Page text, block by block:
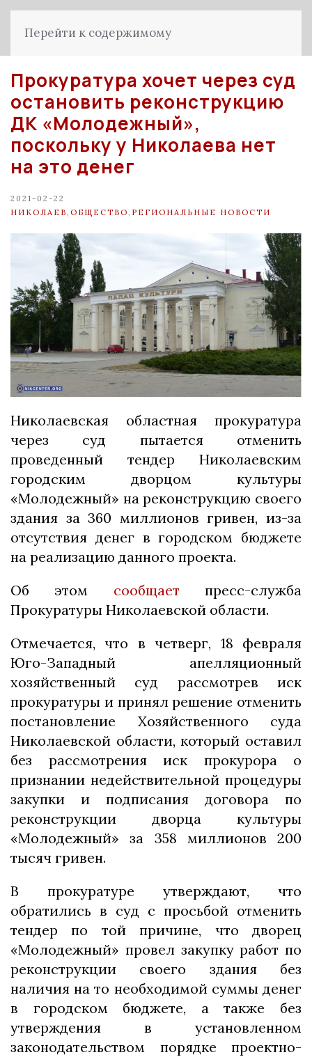
Перейти к содержимому
Прокуратура хочет через суд
остановить реконструкцию
ДК «Молодежный»,
поскольку у Николаева нет
на это денег
2021-02-22
НИКОЛАЕВ ОБЩЕСТВО РЕГИОНАЛЬНЫЕ НОВОСТИ
Николаевская областная прокуратура
через суд пытается отменить
проведенный тендер Николаевским
городским дворцом культуры
«Молодежный» на реконструкцию своего
здания за 360 миллионов гривен, из-за
отсутствия денег в городском бюджете
на реализацию данного проекта.
Об этом сообщает пресс-служба
Прокуратуры Николаевской области.
Отмечается, что в четверг, 18 февраля
Юго-Западный апелляционный
хозяйственный суд рассмотрев иск
прокуратуры и принял решение отменить
постановление Хозяйственного суда
Николаевской области, который оставил
без рассмотрения иск прокурора о
признании недействительной процедуры
закупки и подписания договора по
реконструкции дворца культуры
«Молодежный» за 358 миллионов 200
тысяч гривен.
В прокуратуре утверждают, что
обратились в суд с просьбой отменить
тендер по той причине, что дворец
«Молодежный» провел закупку работ по
реконструкции своего здания без
наличия на то необходимой суммы денег
в городском бюджете, а также без
утверждения в установленном
законодательством порядке проектно-